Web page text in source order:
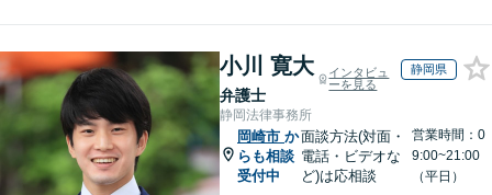
小川 寛大
弁護士
インタビュ
ーを見る
静岡県
静岡法律事務所
岡崎市 か
らも相談
受付中
面談方法(対面・
電話・ビデオな
ど)は応相談
営業時間：0
9:00~21:00
（平日）